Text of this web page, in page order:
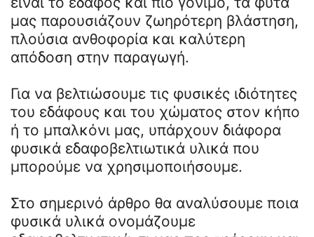
μας παρουσιάζουν ζωηρότερη βλάστηση,
πλούσια ανθοφορία και καλύτερη
απόδοση στην παραγωγή.
Για να βελτιώσουμε τις φυσικές ιδιότητες
του εδάφους και του χώματος στον κήπο
ή το μπαλκόνι μας, υπάρχουν διάφορα
φυσικά εδαφοβελτιωτικά υλικά που
μπορούμε να χρησιμοποιήσουμε.
Στο σημερινό άρθρο θα αναλύσουμε ποια
φυσικά υλικά ονομάζουμε